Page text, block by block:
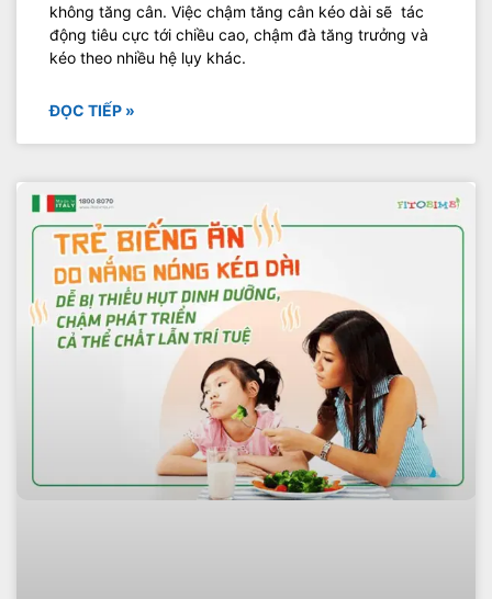
không tăng cân. Việc chậm tăng cân kéo dài sẽ tác
động tiêu cực tới chiều cao, chậm đà tăng trưởng và
kéo theo nhiều hệ lụy khác.
ĐỌC TIẾP »